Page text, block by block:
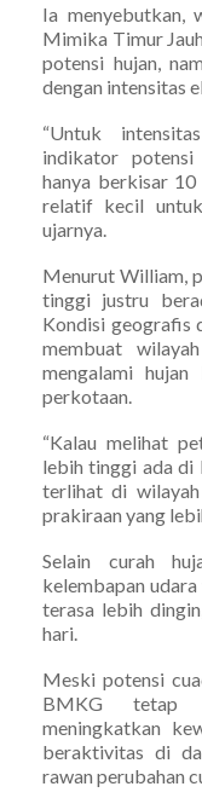
Ia menyebutkan,
Mimika Timur
potensi hujan,
dengan intensitas
“Untuk
indikator
hanya berkisar 10
relatif kecil
ujarnya.
Menurut William,
tinggi justru
Kondisi geografis
membuat
mengalami
perkotaan.
“Kalau melihat
lebih tinggi ada di
terlihat di wilayah
prakiraan yang
Selain curah
kelembapan
terasa lebih
hari.
Meski potensi
BMKG tetap
meningkatkan
beraktivitas di
rawan perubahan